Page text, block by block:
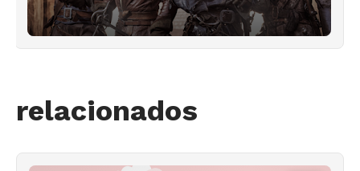
relacionados